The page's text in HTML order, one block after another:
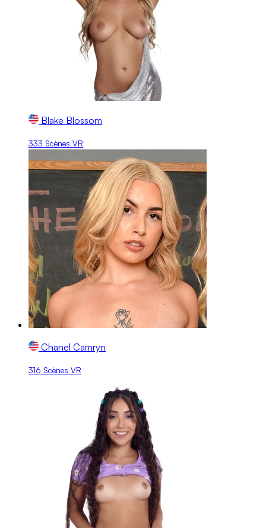
Blake Blossom
333 Scènes VR
Chanel Camryn
316 Scènes VR